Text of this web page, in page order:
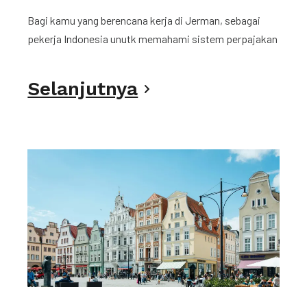
Bagi kamu yang berencana kerja di Jerman, sebagai
pekerja Indonesia unutk memahami sistem perpajakan
Selanjutnya